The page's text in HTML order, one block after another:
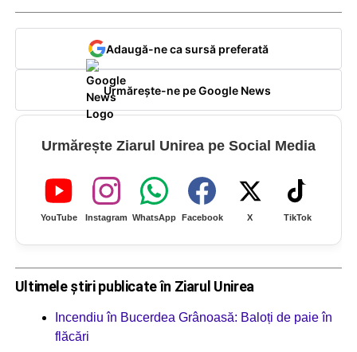
Adaugă-ne ca sursă preferată
Urmărește-ne pe Google News
Urmărește Ziarul Unirea pe Social Media
YouTube Instagram WhatsApp Facebook X TikTok
Ultimele știri publicate în Ziarul Unirea
Incendiu în Bucerdea Grânoasă: Baloți de paie în
flăcări